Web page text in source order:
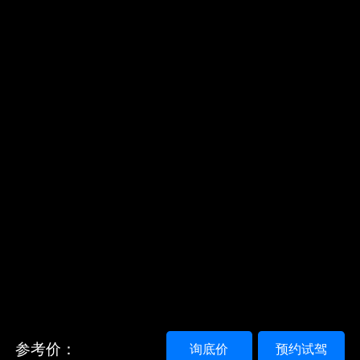
参考价： 预约试驾
询底价